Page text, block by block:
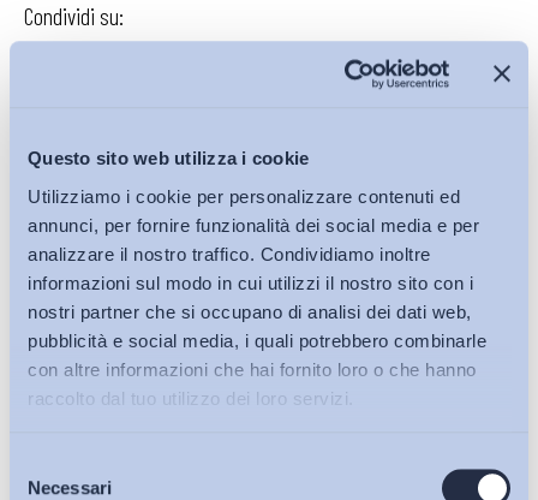
Questo sito web utilizza i cookie
Utilizziamo i cookie per personalizzare contenuti ed
annunci, per fornire funzionalità dei social media e per
analizzare il nostro traffico. Condividiamo inoltre
informazioni sul modo in cui utilizzi il nostro sito con i
nostri partner che si occupano di analisi dei dati web,
pubblicità e social media, i quali potrebbero combinarle
con altre informazioni che hai fornito loro o che hanno
raccolto dal tuo utilizzo dei loro servizi.
delNecessariBollettini ADAPT
Condividi su:
Iscriviti alla Newsletter